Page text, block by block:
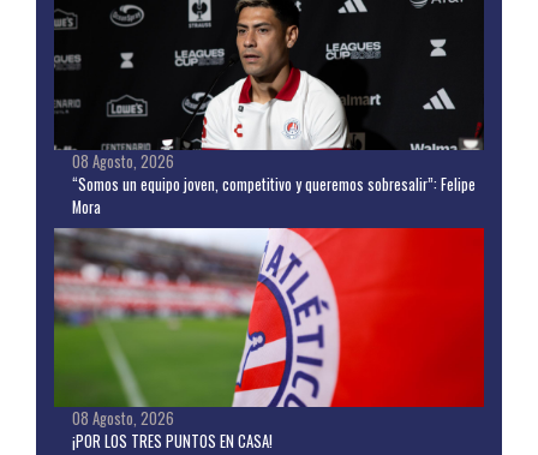
08 Agosto, 2026
“Somos un equipo joven, competitivo y queremos sobresalir”: Felipe
Mora
08 Agosto, 2026
¡POR LOS TRES PUNTOS EN CASA!